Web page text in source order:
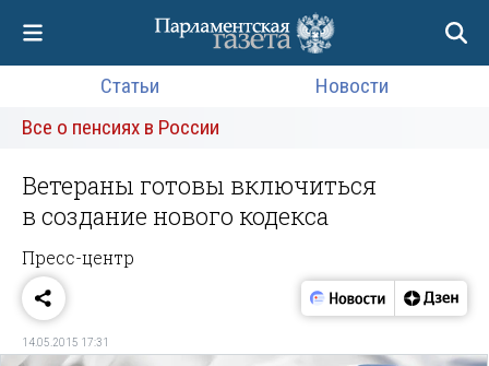
Статьи
Новости
Все о пенсиях в России
Ветераны готовы включиться
в создание нового кодекса
Пресс-центр
14.05.2015 17:31